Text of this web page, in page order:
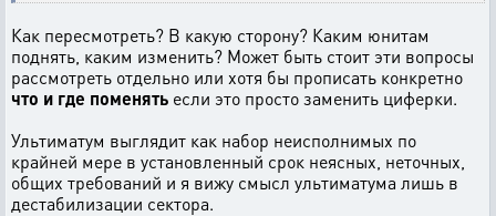
Как пересмотреть? В какую сторону? Каким юнитам
поднять, каким изменить? Может быть стоит эти вопросы
рассмотреть отдельно или хотя бы прописать конкретно
что и где поменять если это просто заменить циферки.
Ультиматум выглядит как набор неисполнимых по
крайней мере в установленный срок неясных, неточных,
общих требований и я вижу смысл ультиматума лишь в
дестабилизации сектора.